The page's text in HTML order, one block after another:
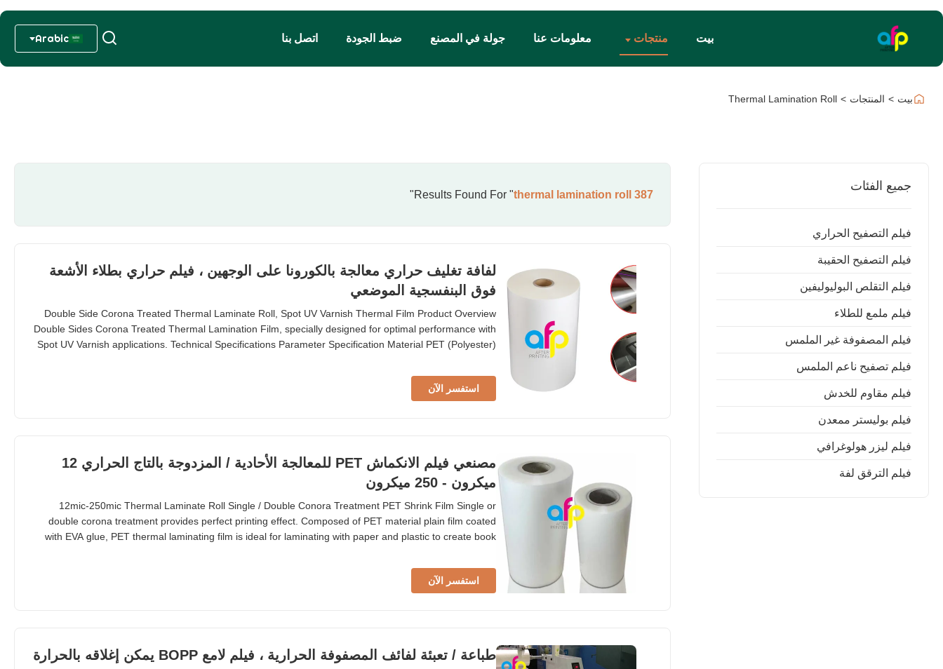
بيت منتجات معلومات عنا جولة في المصنع ضبط الجودة اتصل بنا Arabic
بيت > المنتجات >
Thermal Lamination Roll
جميع الفئات
فيلم التصفيح الحراري
فيلم التصفيح الحقيبة
فيلم التقلص البوليوليفين
فيلم ملمع للطلاء
فيلم المصفوفة غير الملمس
فيلم تصفيح ناعم الملمس
فيلم مقاوم للخدش
فيلم بوليستر ممعدن
فيلم ليزر هولوغرافي
فيلم الترقق لفة
387
thermal lamination roll
"
لفافة تغليف حراري معالجة بالكورونا على الوجهين ، فيلم حراري بطلاء الأشعة
فوق البنفسجية الموضعي
Double Side Corona Treated Thermal Laminate Roll, Spot UV Varnish Thermal Film Product Overview
Double Sides Corona Treated Thermal Lamination Film, specially designed for optimal performance with
Spot UV Varnish applications. Technical Specifications Parameter Specification Material PET (Polyester)
1400mm Corona Treatment Single or Double Roll Length 50m to 3000m Surface Tension Over
استفسر الآن
مصنعي فيلم الانكماش PET للمعالجة الأحادية / المزدوجة بالتاج الحراري 12
ميكرون - 250 ميكرون
12mic-250mic Thermal Laminate Roll Single / Double Conora Treatment PET Shrink Film Single or
double corona treatment provides perfect printing effect. Composed of PET material plain film coated
with EVA glue, PET thermal laminating film is ideal for laminating with paper and plastic to create book
thickness from 20mic to 250mic as required. Custom sizes available.
استفسر الآن
طباعة / تعبئة لفائف المصفوفة الحرارية ، فيلم لامع BOPP يمكن إغلاقه بالحرارة